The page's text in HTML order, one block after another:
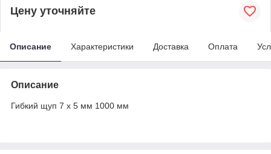
Цену уточняйте
Описание Характеристики Доставка Оплата
Описание
Гибкий щуп 7 х 5 мм 1000 мм